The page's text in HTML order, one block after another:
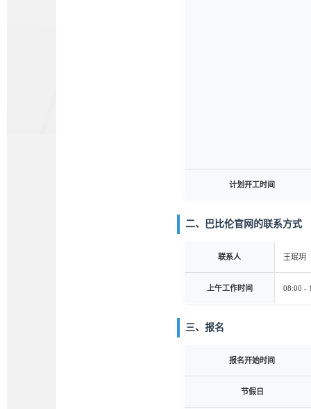
计划开工时间
二、巴比伦官网的联系方式
联系人 王珉玥
上午工作时间 08:00 -
三、报名
报名开始时间
节假日